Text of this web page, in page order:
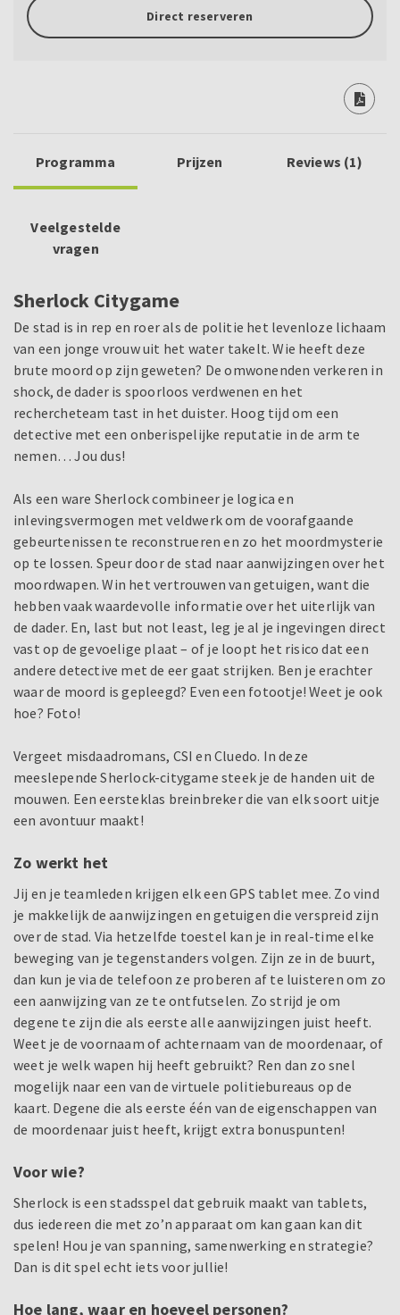
Direct reserveren
Programma Prijzen Reviews (1)
Veelgestelde
vragen
Sherlock Citygame
De stad is in rep en roer als de politie het levenloze lichaam
van een jonge vrouw uit het water takelt. Wie heeft deze
brute moord op zijn geweten? De omwonenden verkeren in
shock, de dader is spoorloos verdwenen en het
rechercheteam tast in het duister. Hoog tijd om een
detective met een onberispelijke reputatie in de arm te
nemen… Jou dus!
Als een ware Sherlock combineer je logica en
inlevingsvermogen met veldwerk om de voorafgaande
gebeurtenissen te reconstrueren en zo het moordmysterie
op te lossen. Speur door de stad naar aanwijzingen over het
moordwapen. Win het vertrouwen van getuigen, want die
hebben vaak waardevolle informatie over het uiterlijk van
de dader. En, last but not least, leg je al je ingevingen direct
vast op de gevoelige plaat – of je loopt het risico dat een
andere detective met de eer gaat strijken. Ben je erachter
waar de moord is gepleegd? Even een fotootje! Weet je ook
hoe? Foto!
Vergeet misdaadromans, CSI en Cluedo. In deze
meeslepende Sherlock-citygame steek je de handen uit de
mouwen. Een eersteklas breinbreker die van elk soort uitje
een avontuur maakt!
Zo werkt het
Jij en je teamleden krijgen elk een GPS tablet mee. Zo vind
je makkelijk de aanwijzingen en getuigen die verspreid zijn
over de stad. Via hetzelfde toestel kan je in real-time elke
beweging van je tegenstanders volgen. Zijn ze in de buurt,
dan kun je via de telefoon ze proberen af te luisteren om zo
een aanwijzing van ze te ontfutselen. Zo strijd je om
degene te zijn die als eerste alle aanwijzingen juist heeft.
Weet je de voornaam of achternaam van de moordenaar, of
weet je welk wapen hij heeft gebruikt? Ren dan zo snel
mogelijk naar een van de virtuele politiebureaus op de
kaart. Degene die als eerste één van de eigenschappen van
de moordenaar juist heeft, krijgt extra bonuspunten!
Voor wie?
Sherlock is een stadsspel dat gebruik maakt van tablets,
dus iedereen die met zo’n apparaat om kan gaan kan dit
spelen! Hou je van spanning, samenwerking en strategie?
Dan is dit spel echt iets voor jullie!
Hoe lang, waar en hoeveel personen?